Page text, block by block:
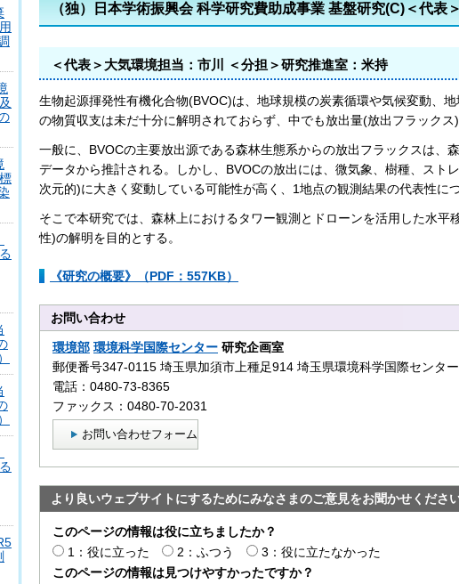
（独）日本学術振興会 科学研究費助成事業 基盤研究(C)＜代表＞
＜代表＞大気環境担当：市川 ＜分担＞研究推進室：米持
生物起源揮発性有機化合物(BVOC)は、地球規模の炭素循環や気候変動、
の物質収支は未だ十分に解明されておらず、中でも放出量(放出フラック
一般に、BVOCの主要放出源である森林生態系からの放出フラックスは、
データから推計される。しかし、BVOCの放出には、微気象、樹種、ス
次元的)に大きく変動している可能性が高く、1地点の観測結果の代表性に
そこで本研究では、森林上におけるタワー観測とドローンを活用した水
性)の解明を目的とする。
《研究の概要》（PDF：557KB）
お問い合わせ
環境部 環境科学国際センター 研究企画室
郵便番号347-0115 埼玉県加須市上種足914 埼玉県環境科学国際センター
電話：0480-73-8365
ファックス：0480-70-2031
お問い合わせフォーム
より良いウェブサイトにするためにみなさまのご意見をお聞かせくださ
このページの情報は役に立ちましたか？
1：役に立った
2：ふつう
3：役に立たなかった
このページの情報は見つけやすかったですか？